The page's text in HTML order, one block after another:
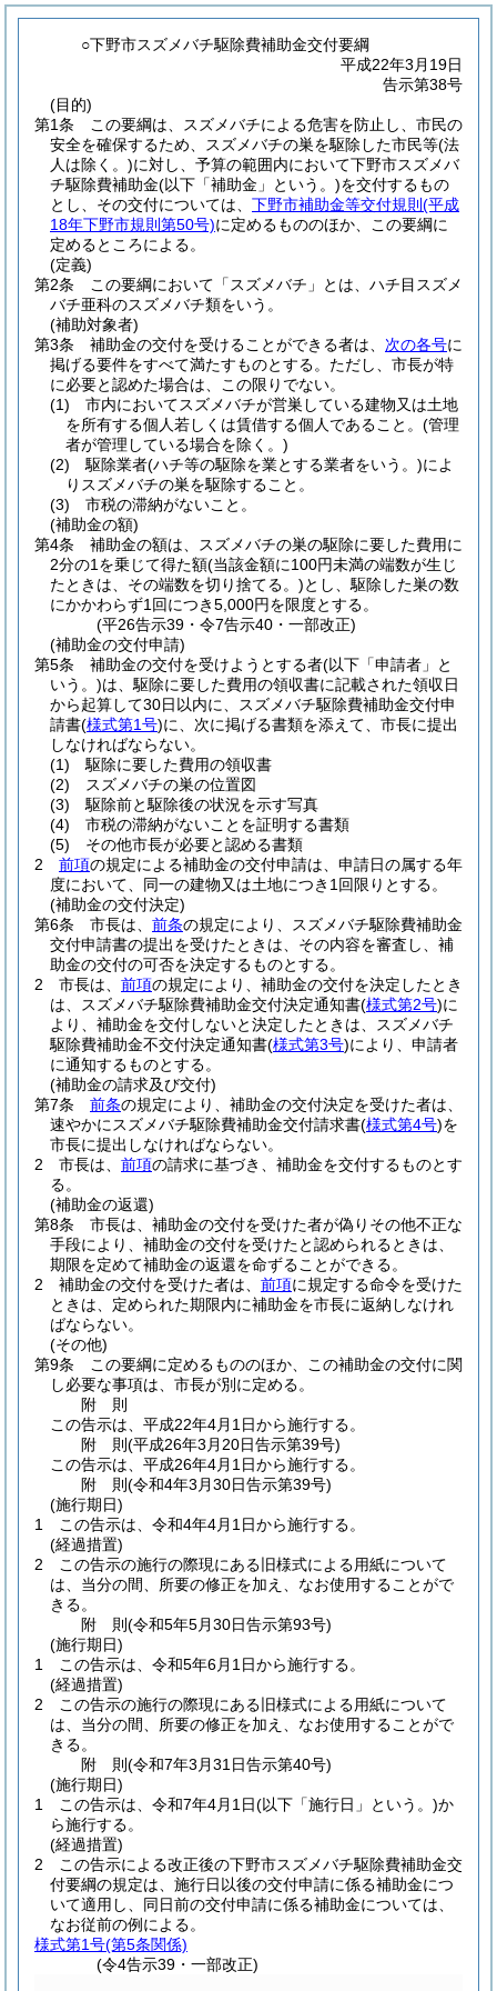
○下野市スズメバチ駆除費補助金交付要綱
平成22年3月19日
告示第38号
(目的)
第1条
この要綱は、スズメバチによる危害を防止し、市民の
安全を確保するため、スズメバチの巣を駆除した市民等(法
人は除く。)に対し、予算の範囲内において下野市スズメバ
チ駆除費補助金(以下「補助金」という。)を交付するもの
とし、その交付については、 下野市補助金等交付規則 (平成
18年下野市規則第50号)に定めるもののほか、この要綱に
定めるところによる。
(定義)
第2条
この要綱において「スズメバチ」とは、ハチ目スズメ
バチ亜科のスズメバチ類をいう。
(補助対象者)
第3条
補助金の交付を受けることができる者は、 次の各号に
掲げる要件をすべて満たすものとする。 ただし、市長が特
に必要と認めた場合は、この限りでない。
(1)
市内においてスズメバチが営巣している建物又は土地
を所有する個人若しくは賃借する個人であること。 (管理
者が管理している場合を除く。)
(2)
駆除業者(ハチ等の駆除を業とする業者をいう。)によ
りスズメバチの巣を駆除すること。
(3)
市税の滞納がないこと。
(補助金の額)
第4条
補助金の額は、スズメバチの巣の駆除に要した費用に
2分の1を乗じて得た額(当該金額に100円未満の端数が生じ
たときは、その端数を切り捨てる。)とし、駆除した巣の数
にかかわらず1回につき5,000円を限度とする。
(平26告示39・令7告示40・一部改正)
(補助金の交付申請)
第5条
補助金の交付を受けようとする者(以下「申請者」と
いう。)は、駆除に要した費用の領収書に記載された領収日
から起算して30日以内に、スズメバチ駆除費補助金交付申
請書(様式第1号)に、次に掲げる書類を添えて、市長に提出
しなければならない。
(1)
駆除に要した費用の領収書
(2)
スズメバチの巣の位置図
(3)
駆除前と駆除後の状況を示す写真
(4)
市税の滞納がないことを証明する書類
(5)
その他市長が必要と認める書類
2
前項の規定による補助金の交付申請は、申請日の属する年
度において、同一の建物又は土地につき1回限りとする。
(補助金の交付決定)
第6条
市長は、 前条の規定により、スズメバチ駆除費補助金
交付申請書の提出を受けたときは、その内容を審査し、補
助金の交付の可否を決定するものとする。
2
市長は、 前項の規定により、補助金の交付を決定したとき
は、スズメバチ駆除費補助金交付決定通知書(様式第2号)に
より、補助金を交付しないと決定したときは、スズメバチ
駆除費補助金不交付決定通知書(様式第3号)により、申請者
に通知するものとする。
(補助金の請求及び交付)
第7条
前条の規定により、補助金の交付決定を受けた者は、
速やかにスズメバチ駆除費補助金交付請求書(様式第4号)を
市長に提出しなければならない。
2
市長は、 前項の請求に基づき、補助金を交付するものとす
る。
(補助金の返還)
第8条
市長は、補助金の交付を受けた者が偽りその他不正な
手段により、補助金の交付を受けたと認められるときは、
期限を定めて補助金の返還を命ずることができる。
2
補助金の交付を受けた者は、 前項に規定する命令を受けた
ときは、定められた期限内に補助金を市長に返納しなけれ
ばならない。
(その他)
第9条
この要綱に定めるもののほか、この補助金の交付に関
し必要な事項は、市長が別に定める。
附 則
この告示は、平成22年4月1日から施行する。
附 則(平成26年3月20日告示第39号)
この告示は、平成26年4月1日から施行する。
附 則(令和4年3月30日告示第39号)
(施行期日)
1
この告示は、令和4年4月1日から施行する。
(経過措置)
2
この告示の施行の際現にある旧様式による用紙について
は、当分の間、所要の修正を加え、なお使用することがで
きる。
附 則(令和5年5月30日告示第93号)
(施行期日)
1
この告示は、令和5年6月1日から施行する。
(経過措置)
2
この告示の施行の際現にある旧様式による用紙について
は、当分の間、所要の修正を加え、なお使用することがで
きる。
附 則(令和7年3月31日告示第40号)
(施行期日)
1
この告示は、令和7年4月1日(以下「施行日」という。)か
ら施行する。
(経過措置)
2
この告示による改正後の下野市スズメバチ駆除費補助金交
付要綱の規定は、施行日以後の交付申請に係る補助金につ
いて適用し、同日前の交付申請に係る補助金については、
なお従前の例による。
様式第1号(第5条関係)
(令4告示39・一部改正)